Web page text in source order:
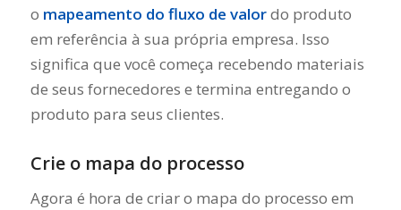
o mapeamento do fluxo de valordo produto
em referência à sua própria empresa. Isso
significa que você começa recebendo materiais
de seus fornecedores e termina entregando o
produto para seus clientes.
Crie o mapa do processo
Agora é hora de criar o mapa do processo em